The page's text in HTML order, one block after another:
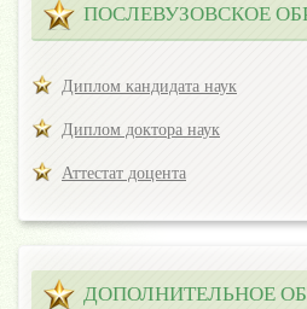
ПОСЛЕВУЗОВСКОЕ
Диплом кандидата наук
Диплом доктора наук
Аттестат доцента
ДОПОЛНИТЕЛЬНОЕ